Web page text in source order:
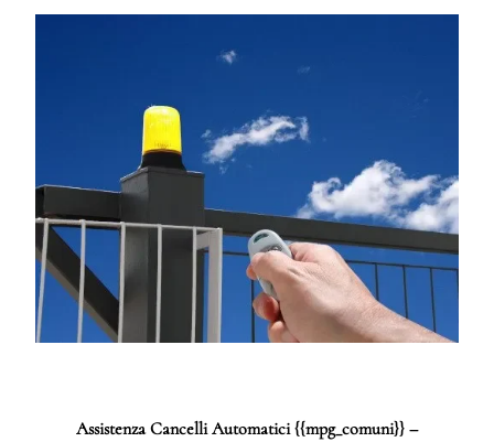
Assistenza Cancelli Automatici {{mpg_comuni}} –